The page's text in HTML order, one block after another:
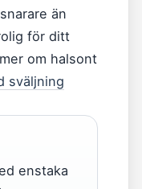
än
för ditt
om halsont
sväljning
enstaka